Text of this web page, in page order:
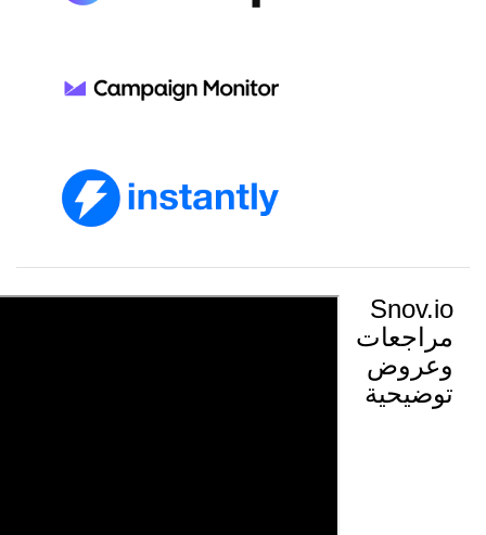
Snov.io
مراجعات
وعروض
توضيحية